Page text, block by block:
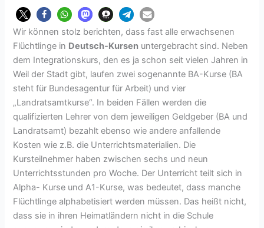
Wir können stolz berichten, dass fast alle erwachsenen
Flüchtlinge in Deutsch-Kursen untergebracht sind. Neben
dem Integrationskurs, den es ja schon seit vielen Jahren in
Weil der Stadt gibt, laufen zwei sogenannte BA-Kurse (BA
steht für Bundesagentur für Arbeit) und vier
„Landratsamtkurse“. In beiden Fällen werden die
qualifizierten Lehrer von dem jeweiligen Geldgeber (BA und
Landratsamt) bezahlt ebenso wie andere anfallende
Kosten wie z.B. die Unterrichtsmaterialien. Die
Kursteilnehmer haben zwischen sechs und neun
Unterrichtsstunden pro Woche. Der Unterricht teilt sich in
Alpha- Kurse und A1-Kurse, was bedeutet, dass manche
Flüchtlinge alphabetisiert werden müssen. Das heißt nicht,
dass sie in ihren Heimatländern nicht in die Schule